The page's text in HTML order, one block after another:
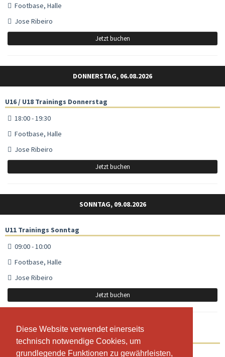
Diese Website verwendet einerseits
technisch notwendige Cookies, um
grundlegende Funktionen zu gewährleisten,
Diese Website verwendet einerseits
technisch notwendige Cookies, um
grundlegende Funktionen zu gewährleisten,
Footbase, Halle
Jose Ribeiro
Jetzt buchen
DONNERSTAG, 06.08.2026
U16 / U18 Trainings Donnerstag
18:00 - 19:30
Footbase, Halle
Jose Ribeiro
Jetzt buchen
SONNTAG, 09.08.2026
U11 Trainings Sonntag
09:00 - 10:00
Footbase, Halle
Jose Ribeiro
Jetzt buchen
U16 / U18 Trainings Sonntag
10:00 - 11:15